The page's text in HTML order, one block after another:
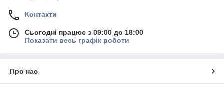
Контакти
Сьогодні працює з 09:00 до 18:00
Показати весь графік роботи
Про нас